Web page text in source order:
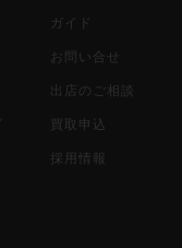
ガイド
お問い合せ
出店のご相談
買取申込
採用情報